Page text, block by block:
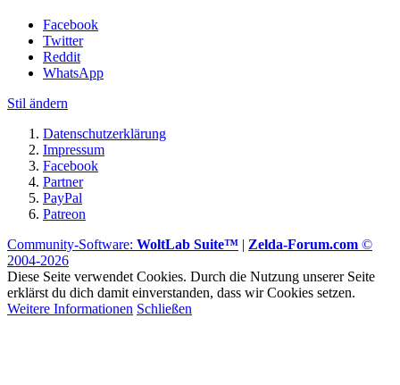
Facebook
Twitter
Reddit
WhatsApp
Stil ändern
Datenschutzerklärung
Impressum
Facebook
Partner
PayPal
Patreon
Community-Software: WoltLab Suite™ | Zelda-Forum.com ©
2004-2026
Diese Seite verwendet Cookies. Durch die Nutzung unserer Seite
erklärst du dich damit einverstanden, dass wir Cookies setzen.
Weitere Informationen Schließen